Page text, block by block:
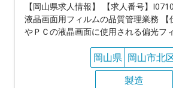
【岡山県求人情報】 【求人番号】
液晶画面用フィルムの品質管理業務 【
やＰＣの液晶画面に使用される偏光フ
岡山県 岡山市北
製造